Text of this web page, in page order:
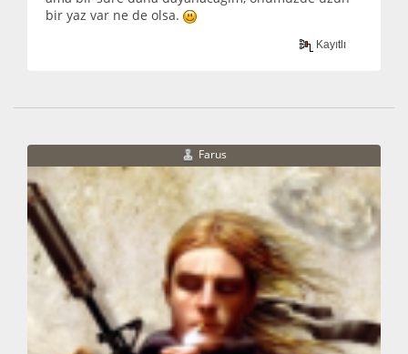
bir yaz var ne de olsa.
Kayıtlı
Farus